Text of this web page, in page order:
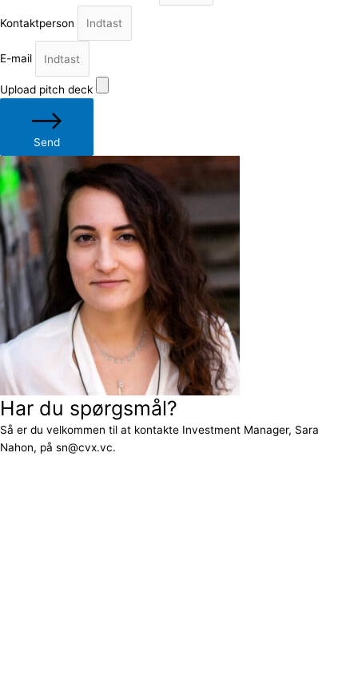
Kontaktperson
E-mail
Upload pitch deck
Send
Har du spørgsmål?
Så er du velkommen til at kontakte Investment Manager, Sara
Nahon, på sn@cvx.vc.